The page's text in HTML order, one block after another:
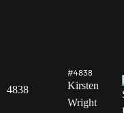
4838
#4838
Kirsten
Wright